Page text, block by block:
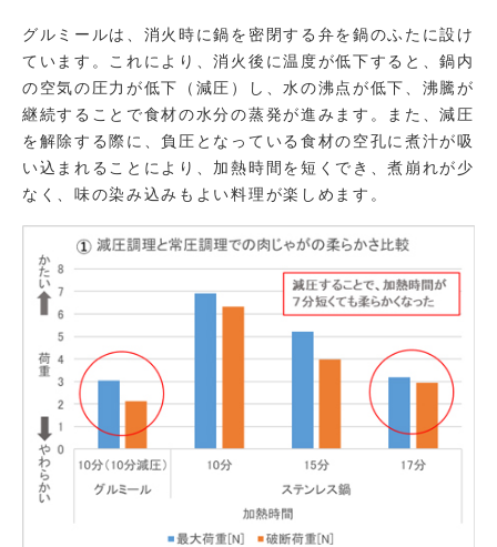
グルミールは、消火時に鍋を密閉する弁を鍋のふたに設け
ています。これにより、消火後に温度が低下すると、鍋内
の空気の圧力が低下（減圧）し、水の沸点が低下、沸騰が
継続することで食材の水分の蒸発が進みます。また、減圧
を解除する際に、負圧となっている食材の空孔に煮汁が吸
い込まれることにより、加熱時間を短くでき、煮崩れが少
なく、味の染み込みもよい料理が楽しめます。